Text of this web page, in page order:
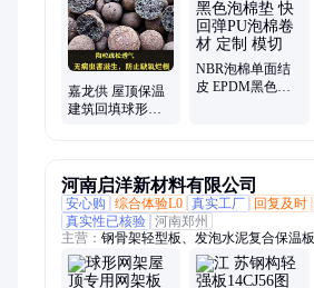
嘉龙供 屋顶保温
建筑回填球形陶
NBR泡棉单面结
皮 EPDM黑色泡
河南启洋新材料有限公司
安心购
综合体验L0 真实工厂 回复及时
真实性已核验 河南郑州
主营： 钢骨架轻型板、发泡水泥复合保温
框保温隔热轻型板、kst板、预制式及拼装
板、栈桥板、loft夹层板、钢骨架大型屋面